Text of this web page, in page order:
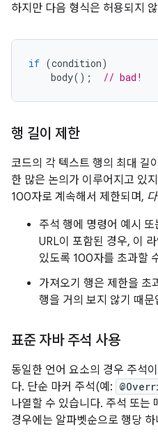
하지만 다음 형식은 허용되지
if (condition)
body(); // bad!
행 길이 제한
코드의 각 텍스트 행의 최대 길
한 많은 논의가 이루어지고 있
100자로 계속해서 제한되며,
주석 행에 명령어 예시
URL이 포함된 경우, 이
있도록 100자를 초과할
가져오기 행은 제한을 초
행을 거의 보지 않기 때
표준 자바 주석 사용
동일한 언어 요소의 경우 주석
다. 단순 마커 주석(예:
나열할 수 있습니다. 주석 또는
경우에는 알파벳순으로 행당